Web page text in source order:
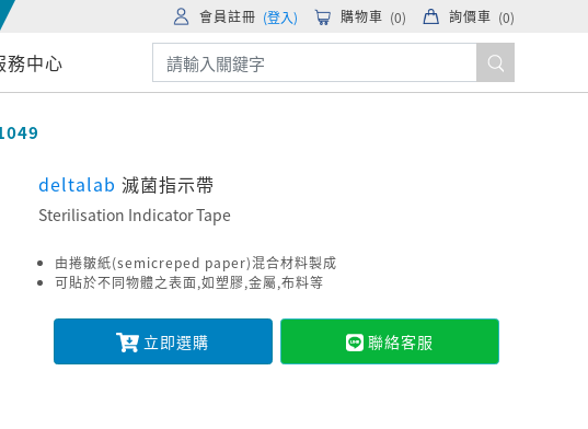
會員註冊 (登入) 購物車 (0) 詢價車 (0)
務中心
deltalab 滅菌指示帶
Sterilisation Indicator Tape
由捲皺紙(semicreped paper)混合材料製成
可貼於不同物體之表面,如塑膠,金屬,布料等
立即選購 聯絡客服